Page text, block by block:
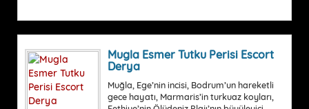
Mugla Esmer Tutku Perisi Escort
Derya
Muğla, Ege’nin incisi, Bodrum’un hareketli
gece hayatı, Marmaris’in turkuaz koyları,